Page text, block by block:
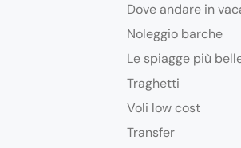
Dove andare in
Noleggio barche
Le spiagge più
Traghetti
Voli low cost
Transfer